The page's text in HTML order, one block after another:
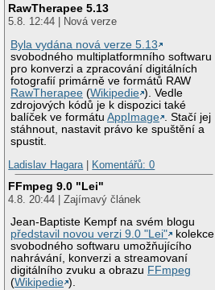
RawTherapee 5.13
5.8. 12:44 | Nová verze
Byla vydána nová verze 5.13
svobodného multiplatformního softwaru
pro konverzi a zpracování digitálních
fotografií primárně ve formátů RAW
RawTherapee (Wikipedie ). Vedle
zdrojových kódů je k dispozici také
balíček ve formátuAppImage
. Stačí jej
stáhnout, nastavit právo ke spuštění a
spustit.
Ladislav Hagara| Komentářů: 0
FFmpeg 9.0 "Lei"
4.8. 20:44 | Zajímavý článek
Jean-Baptiste Kempf na svém blogu
představil novou verzi 9.0 "Lei"
kolekce
svobodného softwaru umožňujícího
nahrávání, konverzi a streamovaní
digitálního zvuku a obrazu FFmpeg
(Wikipedie ).